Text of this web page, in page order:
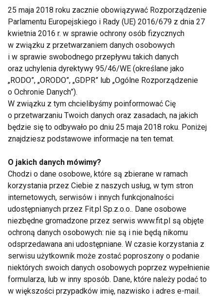
9:40- rozpoczęcie bloku dance
13:00-przerwa
13:30-rozpoczęcie bloku cheer
16:00-17:00 zakończenie turnieju z ogłoszeniem
wyników i uhonorowanie zawodniczek i zawodników
Turniej odbędzie się dnia w siedzibie hali MOSiR przy
ul. Matejki 6 w Zabrzu.Organizatorem Turnieju jest
Zabrzańskie Stowarzyszenie Cheerleaders „ENERGY
oraz Urząd Miasta Zabrze.
FIT LIGHT
Cheerleading
25 maja 2018 roku zacznie obowiązywać Rozporządzenie
Parlamentu Europejskiego i Rady (UE) 2016/679 z dnia 27
kwietnia 2016 r. w sprawie ochrony osób fizycznych
w związku z przetwarzaniem danych osobowych
i w sprawie swobodnego przepływu takich danych
oraz uchylenia dyrektywy 95/46/WE (określane jako
„RODO”, „ORODO”, „GDPR” lub „Ogólne Rozporządzenie
o Ochronie Danych”).
W związku z tym chcielibyśmy poinformować Cię
o przetwarzaniu Twoich danych oraz zasadach, na jakich
będzie się to odbywało po dniu 25 maja 2018 roku. Poniżej
znajdziesz podstawowe informacje na ten temat.
O jakich danych mówimy?
Chodzi o dane osobowe, które są zbierane w ramach
korzystania przez Ciebie z naszych usług, w tym stron
internetowych, serwisów i innych funkcjonalności
udostępnianych przez Fit.pl Sp.z.o.o.. Dane osobowe
niezbędne gromadzone przez serwis www.fit.pl są objęte
ochroną danych osobowych: nie są i nie będą nikomu
odsprzedawana ani udostępniane. W czasie korzystania z
serwisu użytkownik może zostać poproszony o podanie
niektórych swoich danych osobowych poprzez wypełnienie
formularza, lub w inny sposób. Dane, które należy podać to
w większości przypadków imię, nazwisko i adres e-mail.